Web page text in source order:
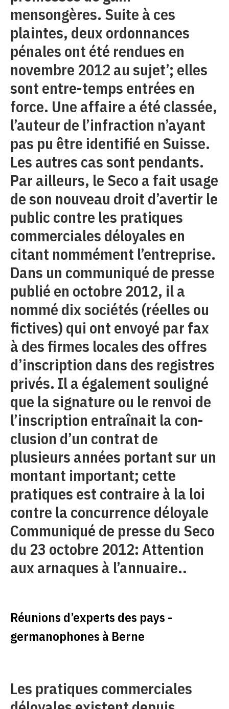
mensongères. Suite à ces
plaintes, deux ordonnances
pénales ont été rendues en
novembre 2012 au sujet’; elles
sont entre-temps entrées en
force. Une affaire a été classée,
l’auteur de l’infraction n’ayant
pas pu être identifié en Suisse.
Les autres cas sont pendants.
Par ailleurs, le Seco a fait usage
de son nouveau droit d’avertir le
public contre les pratiques
commerciales déloyales en
citant nommément l’entreprise.
Dans un communiqué de presse
publié en octobre 2012, il a
nommé dix sociétés (réelles ou
fictives) qui ont envoyé par fax
à des firmes locales des offres
d’inscription dans des registres
privés. Il a également souligné
que la signature ou le renvoi de
l’inscription entraînait la con­
clusion d’un contrat de
plusieurs années portant sur un
montant important; cette
pratiques est contraire à la loi
contre la concurrence déloyale
Communiqué de presse du Seco
du 23 octobre 2012: Attention
aux arnaques à l’annuaire..
Réunions d’experts des pays ­
germanophones à Berne
Les pratiques commerciales